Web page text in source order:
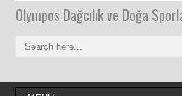
Olympos Dağcılık ve Doğa